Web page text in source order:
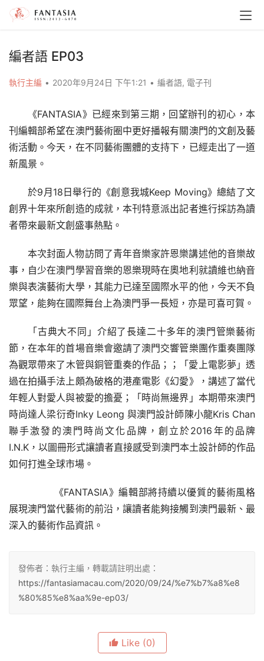
編者語 EP03
執行主編 • 2020年9月24日 下午1:21 • 編者語, 電子刊
《FANTASIA》已經來到第三期，回望辦刊的初心，本
刊編輯部希望在澳門藝術圈中更好播報有關澳門的文創及藝
術活動。今天，在不同藝術團體的支持下，已經走出了一道
新風景。
於9月18日舉行的《創意我城Keep Moving》總結了文
創界十年來所創造的成就，本刊特意派出記者進行採訪為讀
者帶來最新文創盛事熱點。
本次封面人物訪問了青年音樂家許恩樂講述他的音樂故
事，自少在澳門學習音樂的恩樂現時在奧地利就讀維也納音
樂與表演藝術大學，其能力已達至國際水平的他，今天不負
眾望，能夠在國際舞台上為澳門爭一長短，亦是可喜可賀。
「古典大不同」介紹了長達二十多年的澳門管樂藝術
節，在本年的首場音樂會邀請了澳門交響管樂團作重奏團隊
為觀眾帶來了木管與銅管重奏的作品；；「愛上電影夢」透
過在拍攝手法上頗為破格的港產電影《幻愛》，講述了當代
年輕人對愛人與被愛的擔憂；「時尚無邊界」本期帶來澳門
時尚達人梁衍奇Inky Leong 與澳門設計師陳小龍Kris Chan
聯手激發的澳門時尚文化品牌，創立於2016年的品牌
I.N.K，以圖冊形式讓讀者直接感受到澳門本土設計師的作品
如何打進全球市場。
《FANTASIA》編輯部將持續以優質的藝術風格
展現澳門當代藝術的前沿，讓讀者能夠接觸到澳門最新、最
深入的藝術作品資訊。
發佈者：執行主編，轉載請註明出處：
https://fantasiamacau.com/2020/09/24/%e7%b7%a8%e8
%80%85%e8%aa%9e-ep03/
Like (0)